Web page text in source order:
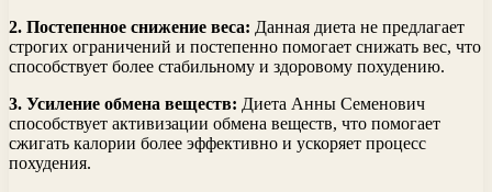
2. Постепенное снижение веса: Данная диета не предлагает
строгих ограничений и постепенно помогает снижать вес, что
способствует более стабильному и здоровому похудению.
3. Усиление обмена веществ: Диета Анны Семенович
способствует активизации обмена веществ, что помогает
сжигать калории более эффективно и ускоряет процесс
похудения.